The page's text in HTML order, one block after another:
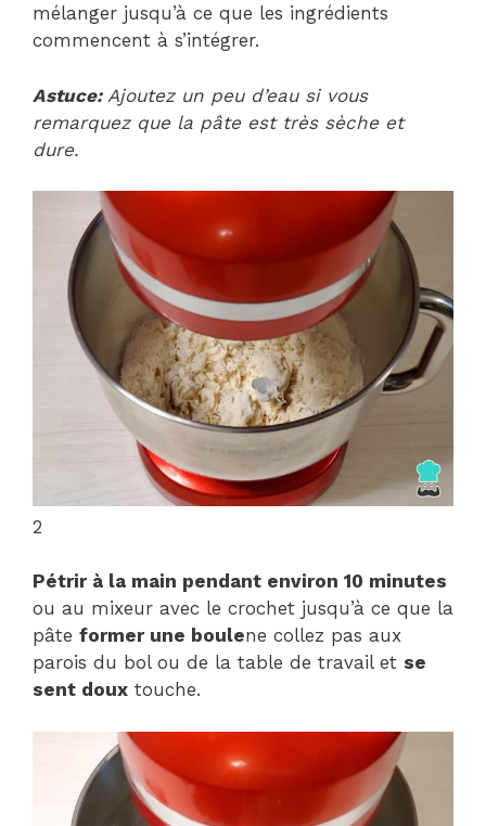
mélanger jusqu’à ce que les ingrédients
commencent à s’intégrer.
Astuce:Ajoutez un peu d’eau si vous
remarquez que la pâte est très sèche et
dure.
2
Pétrir à la main pendant environ 10 minutes
ou au mixeur avec le crochet jusqu’à ce que la
pâte former une boulene collez pas aux
parois du bol ou de la table de travail et se
sent doux touche.